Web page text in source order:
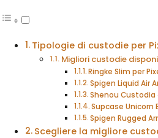
Tipologie di custodie per
Migliori custodie
Ringke Slim per
Spigen Liquid Air
Shenou Custodia
Supcase Unicorn
Spigen Rugged
Scegliere la migliore